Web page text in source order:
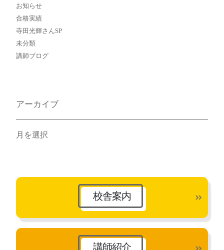
お知らせ
合格実績
寺田光輝さんSP
未分類
講師ブログ
アーカイブ
ア
ブ
校舎案内
講師紹介